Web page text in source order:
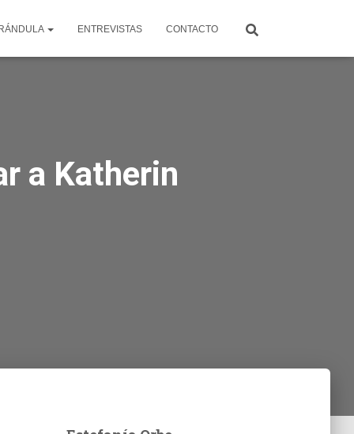
ENTREVISTAS CONTACTO
a Katherin